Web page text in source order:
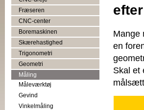
Fræseren
CNC-center
Boremaskinen
Skærehastighed
Trigonometri
Geometri
Måling
Måleværktøj
Gevind
Vinkelmåling
Mange
en
Skal et